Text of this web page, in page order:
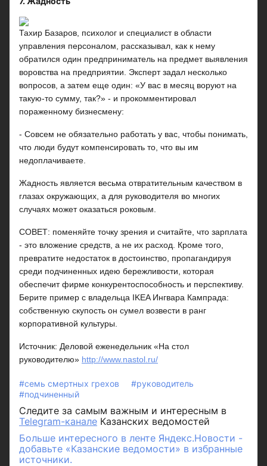
Тахир Базаров, психолог и специалист в области
управления персоналом, рассказывал, как к нему
обратился один предприниматель на предмет выявления
воровства на предприятии. Эксперт задал несколько
вопросов, а затем еще один: «У вас в месяц воруют на
такую-то сумму, так?» - и прокомментировал
пораженному бизнесмену:
- Совсем не обязательно работать у вас, чтобы понимать,
что люди будут компенсировать то, что вы им
недоплачиваете.
Жадность является весьма отвратительным качеством в
глазах окружающих, а для руководителя во многих
случаях может оказаться роковым.
СОВЕТ: поменяйте точку зрения и считайте, что зарплата
- это вложение средств, а не их расход. Кроме того,
превратите недостаток в достоинство, пропагандируя
среди подчиненных идею бережливости, которая
обеспечит фирме конкурентоспособность и перспективу.
Берите пример с владельца IKEA Ингвара Кампрада:
собственную скупость он сумел возвести в ранг
корпоративной культуры.
Источник: Деловой еженедельник «На стол
руководителю» http://www.nastol.ru/
#семь смертных грехов
#руководитель
#подчиненный
Следите за самым важным и интересным в
Telegram-канале Казанских ведомостей
Больше интересного в ленте Яндекс.Новости -
добавьте «Казанские ведомости» в избранные
источники.